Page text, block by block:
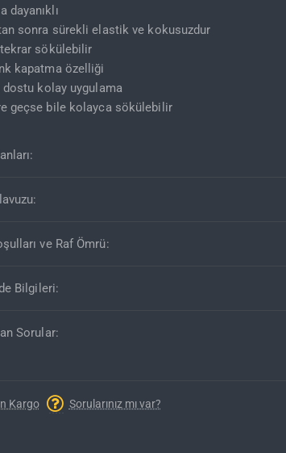
dayanıklı
sonra sürekli elastik ve kokusuzdur
sökülebilir
kapatma özelliği
dostu kolay uygulama
geçse bile kolayca sökülebilir
ve Raf Ömrü:
Bilgileri:
Sorular:
Kargo Sorularınız mı var?